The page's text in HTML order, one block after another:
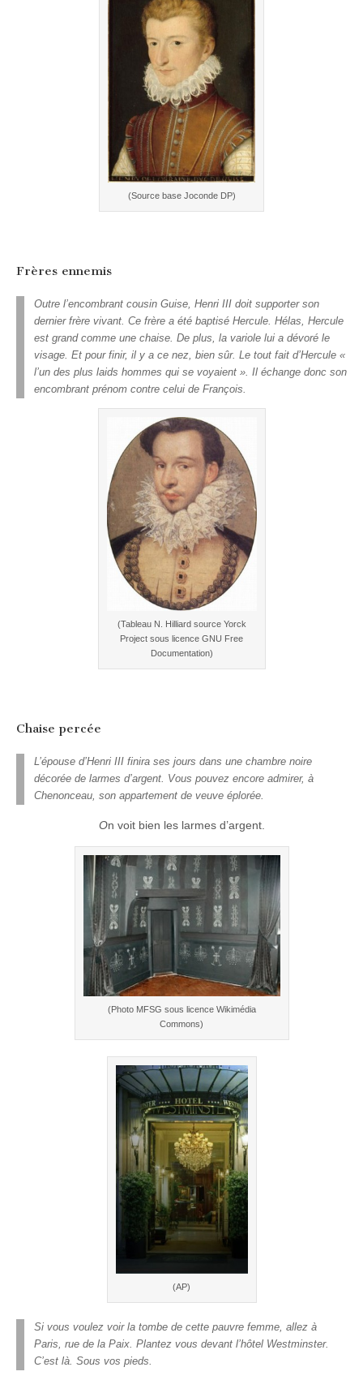
(Source base Joconde DP)
Frères ennemis
Outre l’encombrant cousin Guise, Henri III doit supporter son
dernier frère vivant. Ce frère a été baptisé Hercule. Hélas, Hercule
est grand comme une chaise. De plus, la variole lui a dévoré le
visage. Et pour finir, il y a ce nez, bien sûr. Le tout fait d’Hercule «
l’un des plus laids hommes qui se voyaient ». Il échange donc son
encombrant prénom contre celui de François.
(Tableau N. Hilliard source Yorck
Project sous licence GNU Free
Documentation)
Chaise percée
L’épouse d’Henri III finira ses jours dans une chambre noire
décorée de larmes d’argent. Vous pouvez encore admirer, à
Chenonceau, son appartement de veuve éplorée.
On voit bien les larmes d’argent.
(Photo MFSG sous licence Wikimédia
Commons)
(AP)
Si vous voulez voir la tombe de cette pauvre femme, allez à
Paris, rue de la Paix. Plantez vous devant l’hôtel Westminster.
C’est là. Sous vos pieds.